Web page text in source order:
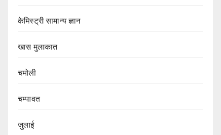
केमिस्ट्री सामान्य ज्ञान
खास मुलाकात
चमोली
चम्पावत
जुलाई